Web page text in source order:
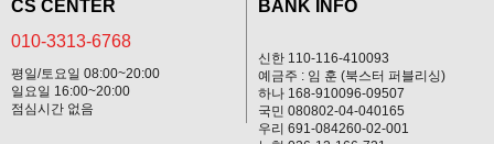
CS CENTER
010-3313-6768
평일/토요일 08:00~20:00
일요일 16:00~20:00
점심시간 없음
BANK INFO
신한 110-116-410093
예금주 : 임 훈 (북스터 퍼블리싱)
하나 168-910096-09507
국민 080802-04-040165
우리 691-084260-02-001